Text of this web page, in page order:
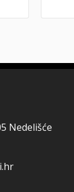
Nedelišće